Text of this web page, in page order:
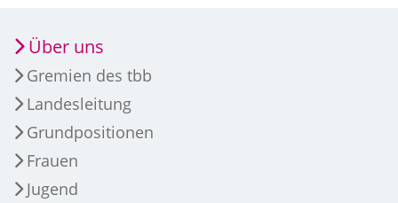
Über uns
Gremien des tbb
Landesleitung
Grundpositionen
Frauen
Jugend